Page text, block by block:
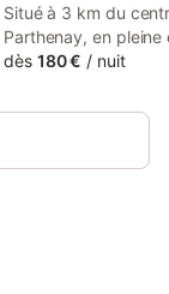
Situé à 3 km du
Parthenay, en
de la Gâtine, en
une ancienne
dès 180 € / nuit